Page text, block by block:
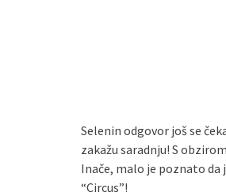
Selenin odgovor još se
zakažu saradnju! S
Inače, malo je poznato da
“Circus”!